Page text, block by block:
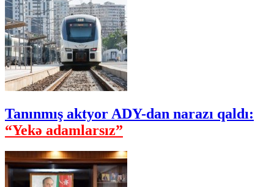
Tanınmış aktyor ADY-dan narazı qaldı:
“Yekə adamlarsız”